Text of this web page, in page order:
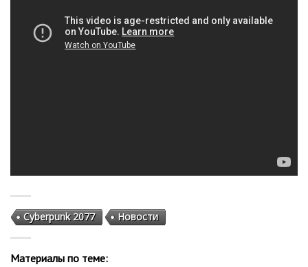
Cyberpunk 2077 Новости
Материалы по теме: